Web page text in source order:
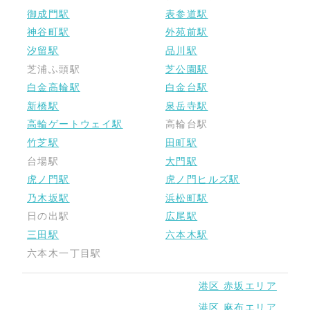
御成門駅
表参道駅
神谷町駅
外苑前駅
汐留駅
品川駅
芝浦ふ頭駅
芝公園駅
白金高輪駅
白金台駅
新橋駅
泉岳寺駅
高輪ゲートウェイ駅
高輪台駅
竹芝駅
田町駅
台場駅
大門駅
虎ノ門駅
虎ノ門ヒルズ駅
乃木坂駅
浜松町駅
日の出駅
広尾駅
三田駅
六本木駅
六本木一丁目駅
赤坂エリア
麻布エリア